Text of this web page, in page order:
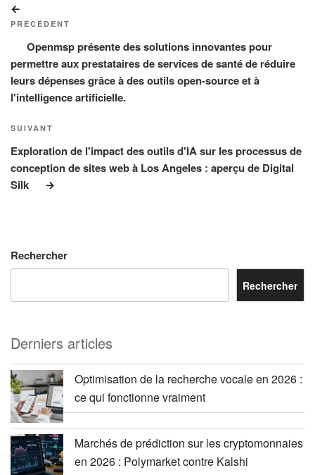
de
l’article
précédent
PRÉCÉDENT
Openmsp présente des solutions innovantes pour
permettre aux prestataires de services de santé de réduire
leurs dépenses grâce à des outils open-source et à
l'intelligence artificielle.
Article
suivant
SUIVANT
Exploration de l'impact des outils d'IA sur les processus de
conception de sites web à Los Angeles : aperçu de Digital
Silk
Rechercher
Rechercher
Derniers articles
Optimisation de la recherche vocale en 2026 :
ce qui fonctionne vraiment
Marchés de prédiction sur les cryptomonnaies
en 2026 : Polymarket contre Kalshi